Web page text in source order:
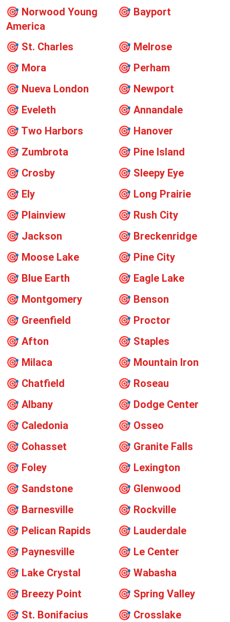
🎯 Norwood Young
America
🎯 Bayport
🎯 St. Charles 🎯 Melrose
🎯 Mora 🎯 Perham
🎯 Nueva London 🎯 Newport
🎯 Eveleth 🎯 Annandale
🎯 Two Harbors 🎯 Hanover
🎯 Zumbrota 🎯 Pine Island
🎯 Crosby 🎯 Sleepy Eye
🎯 Ely 🎯 Long Prairie
🎯 Plainview 🎯 Rush City
🎯 Jackson 🎯 Breckenridge
🎯 Moose Lake 🎯 Pine City
🎯 Blue Earth 🎯 Eagle Lake
🎯 Montgomery 🎯 Benson
🎯 Greenfield 🎯 Proctor
🎯 Afton 🎯 Staples
🎯 Milaca 🎯 Mountain Iron
🎯 Chatfield 🎯 Roseau
🎯 Albany 🎯 Dodge Center
🎯 Caledonia 🎯 Osseo
🎯 Cohasset 🎯 Granite Falls
🎯 Foley 🎯 Lexington
🎯 Sandstone 🎯 Glenwood
🎯 Barnesville 🎯 Rockville
🎯 Pelican Rapids 🎯 Lauderdale
🎯 Paynesville 🎯 Le Center
🎯 Lake Crystal 🎯 Wabasha
🎯 Breezy Point 🎯 Spring Valley
🎯 St. Bonifacius 🎯 Crosslake